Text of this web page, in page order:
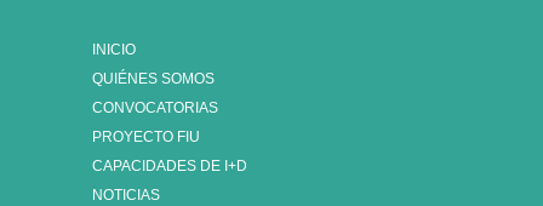
INICIO
QUIÉNES SOMOS
CONVOCATORIAS
PROYECTO FIU
CAPACIDADES DE I+D
NOTICIAS